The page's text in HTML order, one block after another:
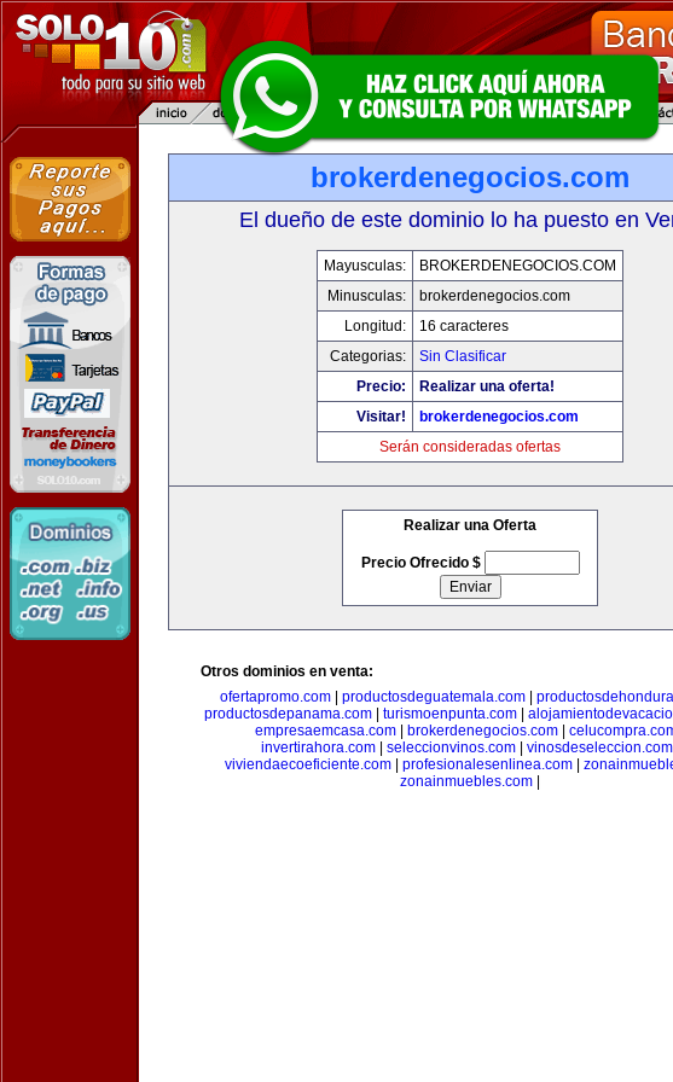
brokerdenegocios.com
El dueño de este dominio lo ha puesto en
Mayusculas:
BROKERDENEGOCIOS.COM
Minusculas:
brokerdenegocios.com
Longitud:
16 caracteres
Categorias:
Sin Clasificar
Precio:
Realizar una oferta!
Visitar!
brokerdenegocios.com
Serán consideradas ofertas
Realizar una Oferta
Precio Ofrecido $
Otros dominios en venta:
ofertapromo.com
productosdeguatemala.com
productosdepanama.com
turismoenpunta.com
empresaemcasa.com
brokerdenegocios.com
invertirahora.com| seleccionvinos.com| vinosdeseleccion.com|
viviendaecoeficiente.com| profesionalesenlinea.com|
zonainmuebles.com